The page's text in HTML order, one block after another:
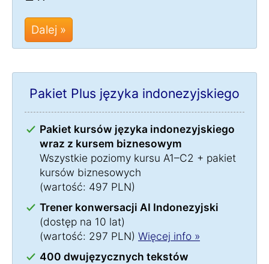
Dalej »
Pakiet Plus języka indonezyjskiego
Pakiet kursów języka indonezyjskiego
wraz z kursem biznesowym
Wszystkie poziomy kursu A1–C2 + pakiet
kursów biznesowych
(wartość: 497 PLN)
Trener konwersacji AI Indonezyjski
(dostęp na 10 lat)
(wartość: 297 PLN) Więcej info »
400 dwujęzycznych tekstów